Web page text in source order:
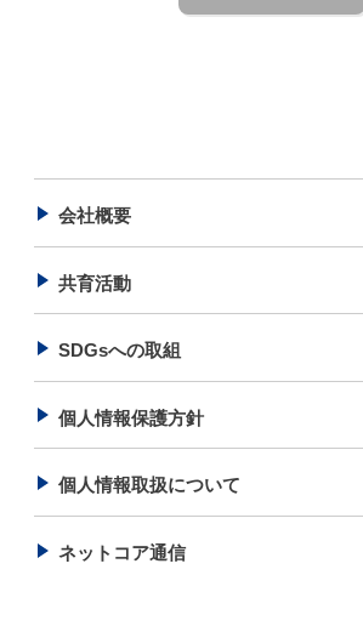
会社概要
共育活動
SDGsへの取組
個人情報保護方針
個人情報取扱について
ネットコア通信